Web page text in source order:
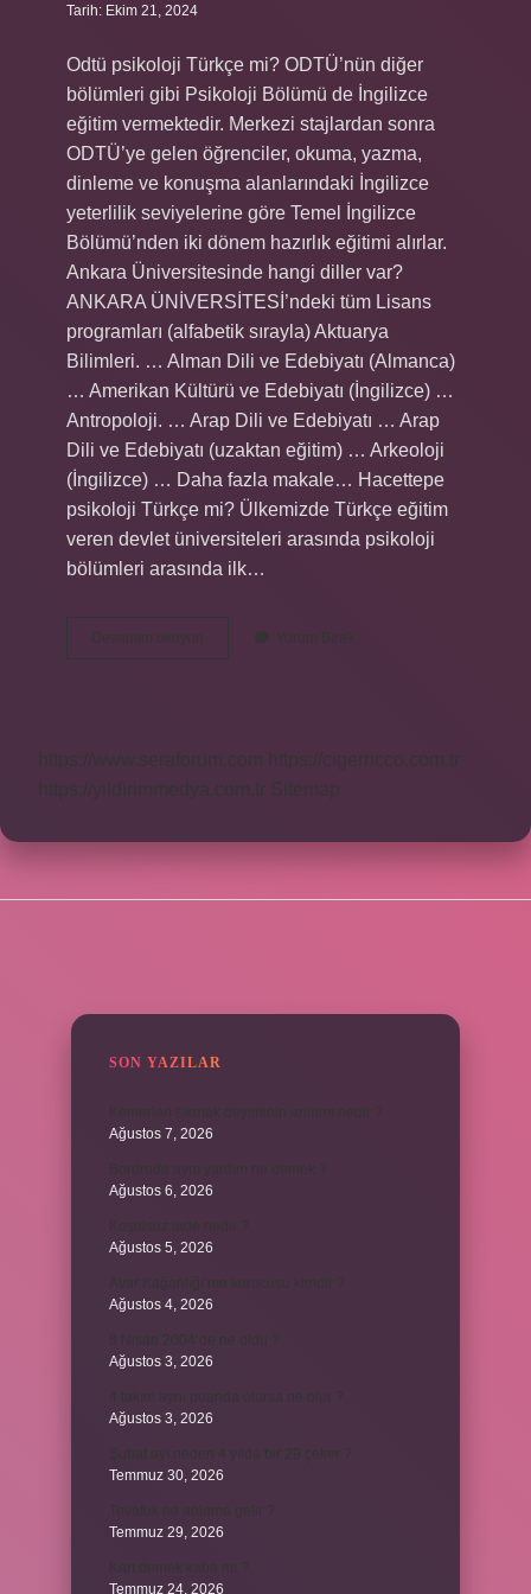
Tarih: Ekim 21, 2024
Odtü psikoloji Türkçe mi? ODTÜ’nün diğer
bölümleri gibi Psikoloji Bölümü de İngilizce
eğitim vermektedir. Merkezi stajlardan sonra
ODTÜ’ye gelen öğrenciler, okuma, yazma,
dinleme ve konuşma alanlarındaki İngilizce
yeterlilik seviyelerine göre Temel İngilizce
Bölümü’nden iki dönem hazırlık eğitimi alırlar.
Ankara Üniversitesinde hangi diller var?
ANKARA ÜNİVERSİTESİ’ndeki tüm Lisans
programları (alfabetik sırayla) Aktuarya
Bilimleri. … Alman Dili ve Edebiyatı (Almanca)
… Amerikan Kültürü ve Edebiyatı (İngilizce) …
Antropoloji. … Arap Dili ve Edebiyatı … Arap
Dili ve Edebiyatı (uzaktan eğitim) … Arkeoloji
(İngilizce) … Daha fazla makale… Hacettepe
psikoloji Türkçe mi? Ülkemizde Türkçe eğitim
veren devlet üniversiteleri arasında psikoloji
bölümleri arasında ilk…
Devamını okuyun
Üniversitesi
Yorum Bırak
https://www.seraforum.com
https://cigerricco.com.tr
https://yildirimmedya.com.tr Sitemap
SON YAZILAR
Ağustos 7, 2026
Ağustos 6, 2026
Ağustos 5, 2026
Ağustos 4, 2026
Ağustos 3, 2026
Ağustos 3, 2026
Temmuz 30, 2026
Temmuz 29, 2026
Temmuz 24, 2026